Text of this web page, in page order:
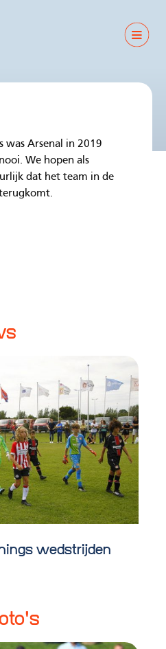
was Arsenal in 2019
We hopen als
dat het team in de
wedstrijden